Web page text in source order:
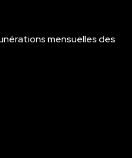
mensuelles des